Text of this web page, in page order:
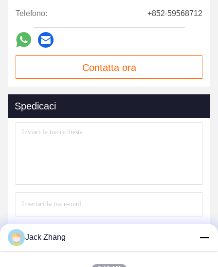
Telefono: +852-59568712
Contatta ora
Spedicaci
Jack Zhang